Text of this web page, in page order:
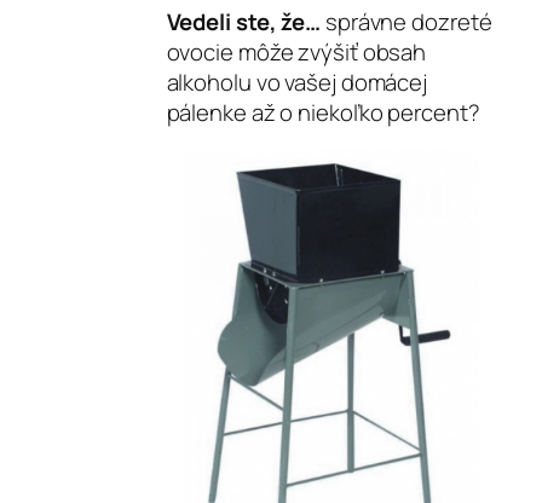
Vedeli ste, že… správne dozreté
ovocie môže zvýšiť obsah
alkoholu vo vašej domácej
pálenke až o niekoľko percent?